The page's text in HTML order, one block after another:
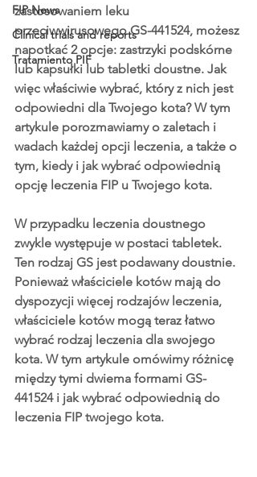
FIP News
Clinical trials and reports
Tratamiento PIF
zastosowaniem leku
przeciwwirusowego GS-441524, możesz
napotkać 2 opcje: zastrzyki podskórne
lub kapsułki lub tabletki doustne. Jak
więc właściwie wybrać, który z nich jest
odpowiedni dla Twojego kota? W tym
artykule porozmawiamy o zaletach i
wadach każdej opcji leczenia, a także o
tym, kiedy i jak wybrać odpowiednią
opcję leczenia FIP u Twojego kota.
W przypadku leczenia doustnego
zwykle występuje w postaci tabletek.
Ten rodzaj GS jest podawany doustnie.
Ponieważ właściciele kotów mają do
dyspozycji więcej rodzajów leczenia,
właściciele kotów mogą teraz łatwo
wybrać rodzaj leczenia dla swojego
kota. W tym artykule omówimy różnicę
między tymi dwiema formami GS-
441524 i jak wybrać odpowiednią do
leczenia FIP twojego kota.